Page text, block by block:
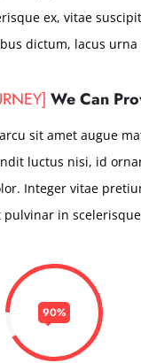
ex, vitae
dictum, lacus
We Can
sit amet augue
luctus nisi, id
Integer vitae
in
90%